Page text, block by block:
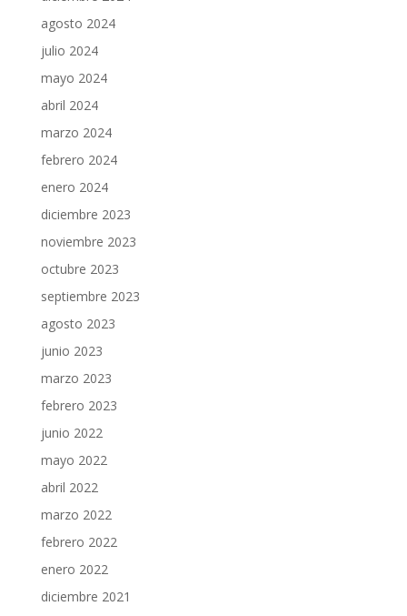
agosto 2024
julio 2024
mayo 2024
abril 2024
marzo 2024
febrero 2024
enero 2024
diciembre 2023
noviembre 2023
octubre 2023
septiembre 2023
agosto 2023
junio 2023
marzo 2023
febrero 2023
junio 2022
mayo 2022
abril 2022
marzo 2022
febrero 2022
enero 2022
diciembre 2021